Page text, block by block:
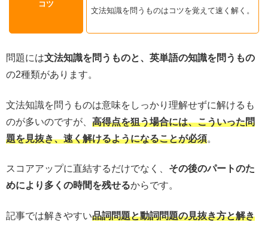
コツ
文法知識を問うものはコツを覚えて速く解く。
問題には文法知識を問うものと、英単語の知識を問うもの
の2種類があります。
文法知識を問うものは意味をしっかり理解せずに解けるも
のが多いのですが、 高得点を狙う場合には、こういった問
題を見抜き、速く解けるようになることが必須。
スコアアップに直結するだけでなく、 その後のパートのた
めにより多くの時間を残せるからです。
記事では解きやすい品詞問題と動詞問題の見抜き方と解き